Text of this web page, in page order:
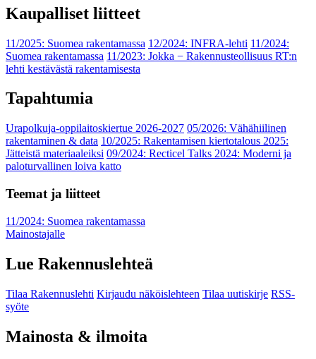
Kaupalliset liitteet
11/2025: Suomea rakentamassa 12/2024: INFRA-lehti 11/2024:
Suomea rakentamassa 11/2023: Jokka − Rakennusteollisuus RT:n
lehti kestävästä rakentamisesta
Tapahtumia
Urapolkuja-oppilaitoskiertue 2026-2027 05/2026: Vähähiilinen
rakentaminen & data 10/2025: Rakentamisen kiertotalous 2025:
Jätteistä materiaaleiksi 09/2024: Recticel Talks 2024: Moderni ja
paloturvallinen loiva katto
Teemat ja liitteet
11/2024: Suomea rakentamassa
Mainostajalle
Lue Rakennuslehteä
Tilaa Rakennuslehti Kirjaudu näköislehteen Tilaa uutiskirje RSS-
syöte
Mainosta & ilmoita